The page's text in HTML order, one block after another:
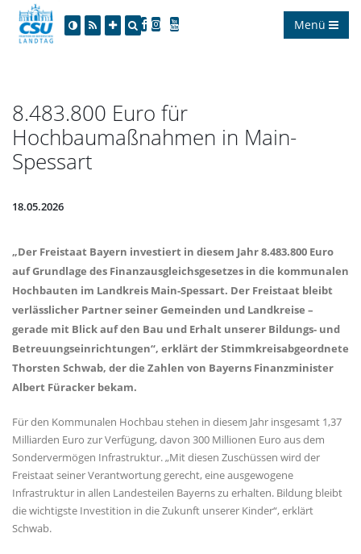
Menü
8.483.800 Euro für
Hochbaumaßnahmen in Main-
Spessart
18.05.2026
Der Freistaat Bayern investiert in diesem Jahr 8.483.800 Euro
auf Grundlage des Finanzausgleichsgesetzes in die kommunalen
Hochbauten im Landkreis Main-Spessart. Der Freistaat bleibt
verlässlicher Partner seiner Gemeinden und Landkreise –
gerade mit Blick auf den Bau und Erhalt unserer Bildungs- und
Betreuungseinrichtungen“, erklärt der Stimmkreisabgeordnete
Thorsten Schwab, der die Zahlen von Bayerns Finanzminister
Albert Füracker bekam.
Für den Kommunalen Hochbau stehen in diesem Jahr insgesamt 1,37
Milliarden Euro zur Verfügung, davon 300 Millionen Euro aus dem
Sondervermögen Infrastruktur. „Mit diesen Zuschüssen wird der
Freistaat seiner Verantwortung gerecht, eine ausgewogene
Infrastruktur in allen Landesteilen Bayerns zu erhalten. Bildung bleibt
die wichtigste Investition in die Zukunft unserer Kinder“, erklärt
Schwab.